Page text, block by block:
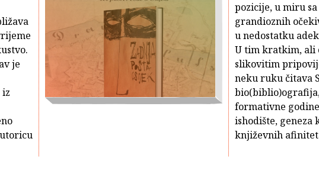
je
pozicije, u miru
grandioznih
u nedostatku
U tim kratkim, ali
slikovitim
neku ruku čitava
formativne
ishodište, geneza
književnih